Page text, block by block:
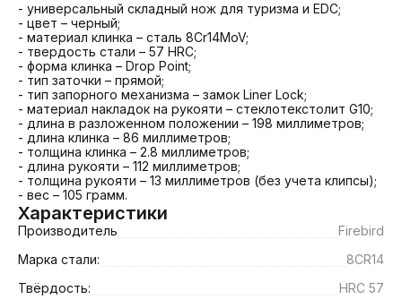
- универсальный складный нож для туризма и EDC;
- цвет – черный;
- материал клинка – сталь 8Cr14MoV;
- твердость стали – 57 HRC;
- форма клинка – Drop Point;
- тип заточки – прямой;
- тип запорного механизма – замок Liner Lock;
- материал накладок на рукояти – стеклотекстолит G10;
- длина в разложенном положении – 198 миллиметров;
- длина клинка – 86 миллиметров;
- толщина клинка – 2.8 миллиметров;
- длина рукояти – 112 миллиметров;
- толщина рукояти – 13 миллиметров (без учета клипсы);
- вес – 105 грамм.
Характеристики
Производитель
Firebird
Марка стали:
8CR14
Твёрдость:
HRС 57